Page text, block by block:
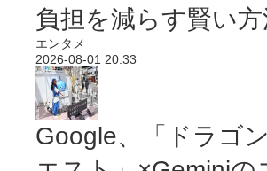
負担を減らす賢い方
エンタメ
2026-08-01 20:33
Google、「ドラゴ